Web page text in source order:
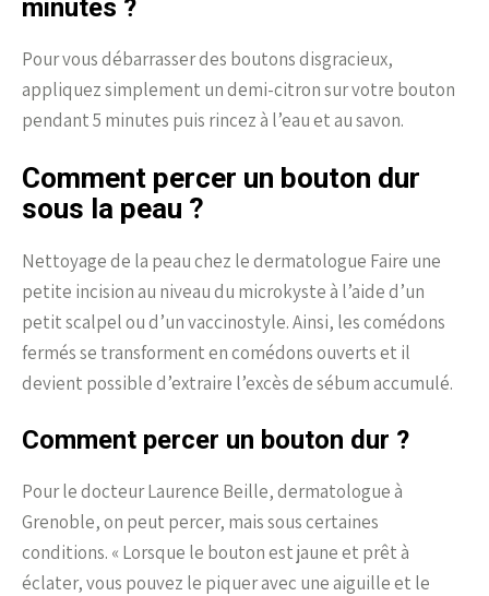
minutes ?
Pour vous débarrasser des boutons disgracieux,
appliquez simplement un demi-citron sur votre bouton
pendant 5 minutes puis rincez à l’eau et au savon.
Comment percer un bouton dur
sous la peau ?
Nettoyage de la peau chez le dermatologue Faire une
petite incision au niveau du microkyste à l’aide d’un
petit scalpel ou d’un vaccinostyle. Ainsi, les comédons
fermés se transforment en comédons ouverts et il
devient possible d’extraire l’excès de sébum accumulé.
Comment percer un bouton dur ?
Pour le docteur Laurence Beille, dermatologue à
Grenoble, on peut percer, mais sous certaines
conditions. « Lorsque le bouton est jaune et prêt à
éclater, vous pouvez le piquer avec une aiguille et le